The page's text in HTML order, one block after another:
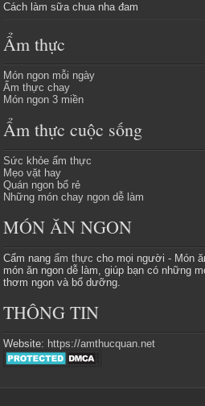
Cách làm sữa chua nha đam
Ẩm thực
Món ngon mỗi ngày
Ẩm thực chay
Món ngon 3 miền
Ẩm thực cuộc sống
Sức khỏe ẩm thực
Mẹo vặt hay
Quán ngon bổ rẻ
Những món chay ngon dễ làm
MÓN ĂN NGON
Cẩm nangẩm thực cho mọi người - Món
món ăn ngon dễ làm, giúp bạn có những
thơm ngon và bổ dưỡng.
THÔNG TIN
Website: https://amthucquan.net